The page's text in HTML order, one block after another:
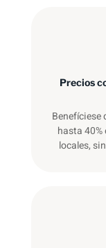
Precios
Benefíciese
hasta
locales,